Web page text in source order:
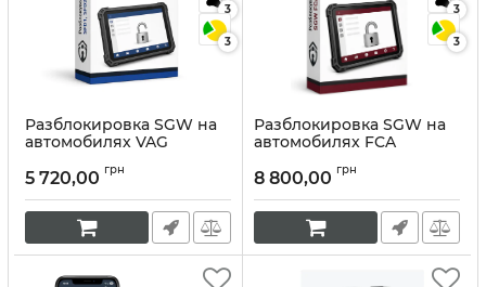
3
3
Разблокировка SGW на
автомобилях VAG
5 720,00 грн
3
3
Разблокировка SGW на
автомобилях FCA
8 800,00 грн